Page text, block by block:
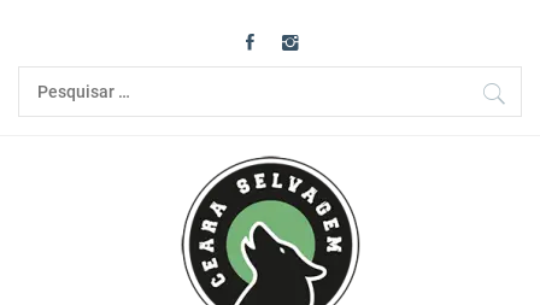
content
Pesquisar
por: